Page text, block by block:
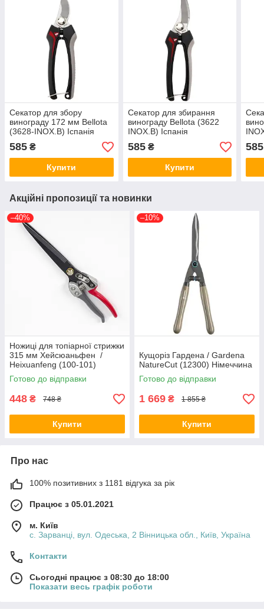
Секатор для збору
винограду 172 мм Bellota
(3628-INOX.B) Іспанія
585 ₴
Купити
Секатор для збирання
винограду Bellota (3622
INOX.B) Іспанія
585₴
Купити
585
Акційні пропозиції та новинки
–40%
Ножиці для топіарної стрижки
315 мм Хейсюаньфен /
Heixuanfeng (100-101)
Готово до відправки
448 ₴ 748 ₴
Купити
–10%
Кущоріз Гардена / Gardena
NatureCut (12300) Німеччина
Готово до відправки
1 669 ₴ 1 855 ₴
Купити
Про нас
100% позитивних з 1181 відгука за рік
Працює з 05.01.2021
м. Київ
с. Зарванці, вул. Одеська, 2 Вінницька обл., Київ, Україна
Контакти
Сьогодні працює з 08:30 до 18:00
Показати весь графік роботи